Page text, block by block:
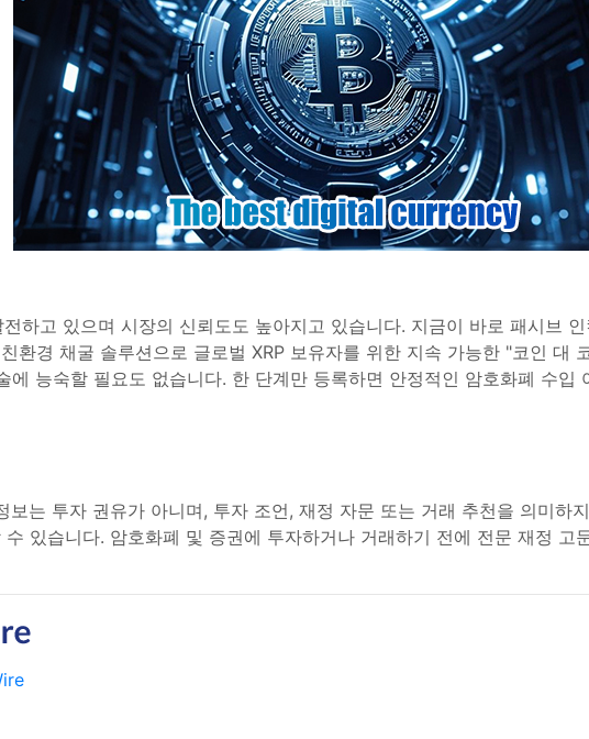
하고 있으며 시장의 신뢰도도 높아지고 있습니다. 지금이 바로 패시브
환경 채굴 솔루션으로 글로벌 XRP 보유자를 위한 지속 가능한 "코인 대
에 능숙할 필요도 없습니다. 한 단계만 등록하면 안정적인 암호화폐 수입
보는 투자 권유가 아니며, 투자 조언, 재정 자문 또는 거래 추천을 의미하
있습니다. 암호화폐 및 증권에 투자하거나 거래하기 전에 전문 재정